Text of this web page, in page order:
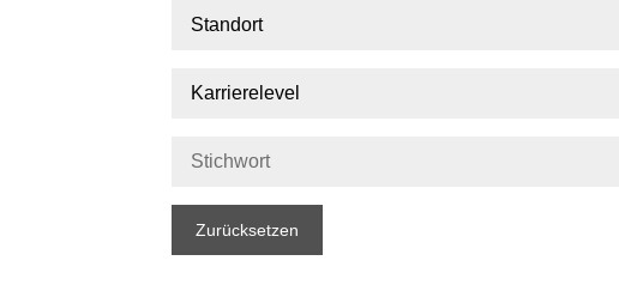
Standort
Karrierelevel
Zurücksetzen